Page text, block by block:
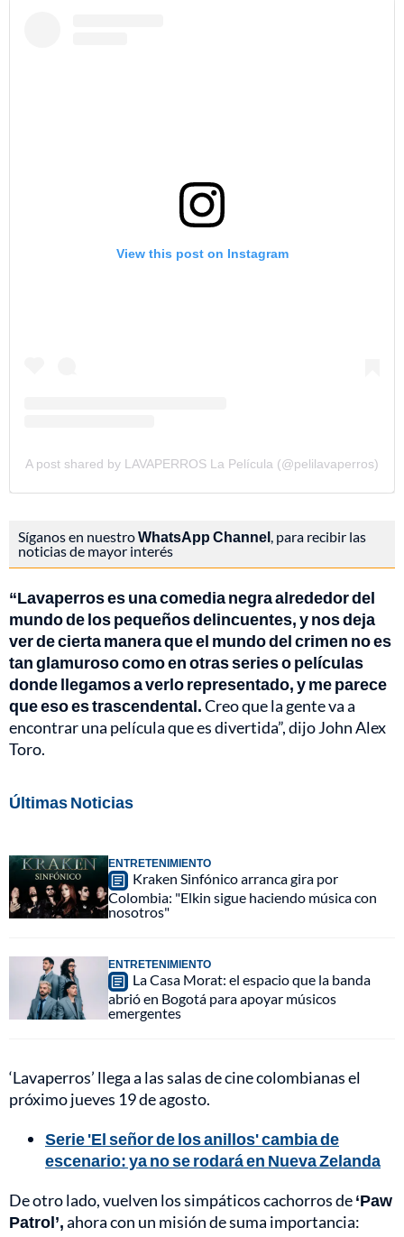
View this post on Instagram
A post shared by LAVAPERROS La Película (@pelilavaperros)
Síganos en nuestroWhatsApp Channel, para recibir las
noticias de mayor interés
“Lavaperros es una comedia negra alrededor del
mundo de los pequeños delincuentes, y nos deja
ver de cierta manera que el mundo del crimen no es
tan glamuroso como en otras series o películas
donde llegamos a verlo representado, y me parece
que eso es trascendental.Creo que la gente va a
encontrar una película que es divertida”, dijo John Alex
Toro.
Últimas Noticias
ENTRETENIMIENTO
Kraken Sinfónico arranca gira por
Colombia: "Elkin sigue haciendo música con
nosotros"
ENTRETENIMIENTO
La Casa Morat: el espacio que la banda
abrió en Bogotá para apoyar músicos
emergentes
‘Lavaperros’ llega a las salas de cine colombianas el
próximo jueves 19 de agosto.
Serie 'El señor de los anillos' cambia de
escenario: ya no se rodará en Nueva Zelanda
De otro lado, vuelven los simpáticos cachorros de‘Paw
Patrol’,ahora con un misión de suma importancia: